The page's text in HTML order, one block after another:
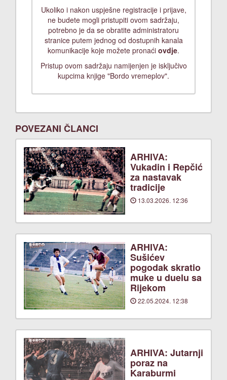
Ukoliko i nakon uspješne registracije i prijave,
ne budete mogli pristupiti ovom sadržaju,
potrebno je da se obratite administratoru
stranice putem jednog od dostupnih kanala
komunikacije koje možete pronaći ovdje.
Pristup ovom sadržaju namijenjen je isključivo
kupcima knjige "Bordo vremeplov".
POVEZANI ČLANCI
ARHIVA:
Vukadin i Repčić
za nastavak
tradicije
13.03.2026. 12:36
ARHIVA:
Sušićev
pogodak skratio
muke u duelu sa
Rijekom
22.05.2024. 12:38
ARHIVA: Jutarnji
poraz na
Karaburmi